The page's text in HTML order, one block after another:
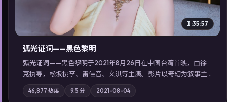
1:35:57
弧光证词——黑色黎明
弧光证词——黑色黎明于2021年8月26日在中国台湾首映，由徐
克执导，松坂桃李、雷佳音、文淇等主演。影片以奇幻为叙事主
轴，边境小镇的平静被一封匿名信彻底打破；摄影与配乐强化地
域气质；站内亦可通过「国产免费观看高清电视剧在线看」延展
46,877 热度 9.5 分 2021-08-04